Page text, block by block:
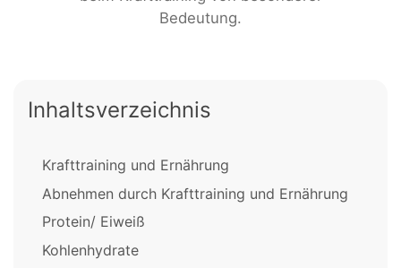
Bedeutung.
Inhaltsverzeichnis
Krafttraining und Ernährung
Abnehmen durch Krafttraining und Ernährung
Protein/ Eiweiß
Kohlenhydrate